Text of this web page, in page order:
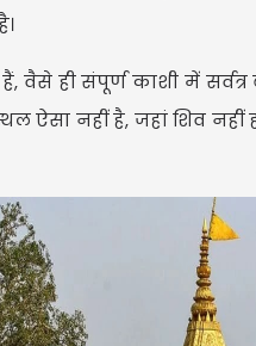
ही संपूर्ण काशी में सर्वत्र
नहीं है, जहां शिव नहीं